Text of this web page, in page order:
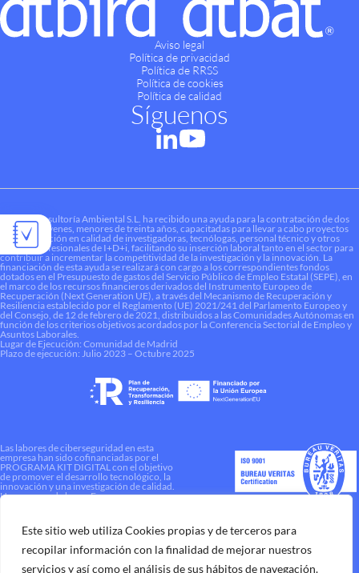
Este sitio web utiliza Cookies propias y de terceros para
recopilar información con la finalidad de mejorar nuestros
servicios y así como el análisis de sus hábitos de navegación.
Aviso legal
Política de privacidad
Política de RRSS
Política de cookies
Política de calidad
Síguenos
Liquen Consultoría Ambiental S.L. ha recibido una ayuda para la contratación de dos
personas jóvenes, menores de treinta años, capacitadas para llevar a cabo proyectos
de investigación en calidad de investigadoras, tecnólogas, personal técnico y otros
perfiles profesionales de I+D+i, facilitando su inserción laboral tanto en el sector para
contribuir a incrementar la competitividad de la investigación y la innovación. La
financiación de esta ayuda se realizará con cargo a los correspondientes fondos
dotados en el Presupuesto de gastos del Servicio Público de Empleo Estatal (SEPE), en
el marco de los recursos financieros derivados del Instrumento Europeo de
Recuperación (Next Generation UE), a través del Mecanismo de Recuperación y
Resiliencia establecido por el Reglamento (UE) 2021/241 del Parlamento Europeo y
del Consejo, de 12 de febrero de 2021, distribuidos a las Comunidades Autónomas en
función de los criterios objetivos acordados por la Conferencia Sectorial de Empleo y
Asuntos Laborales.
Lugar de Ejecución: Comunidad de Madrid
Plazo de ejecución: Julio 2023 – Octubre 2025
Las labores de ciberseguridad en esta
empresa han sido cofinanciadas por el
PROGRAMA KIT DIGITAL con el objetivo
de promover el desarrollo tecnológico, la
innovación y una investigación de calidad.
Una manera de hacer Europa